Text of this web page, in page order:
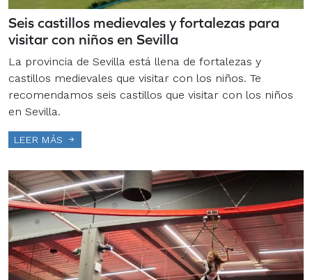
Seis castillos medievales y fortalezas para
visitar con niños en Sevilla
La provincia de Sevilla está llena de fortalezas y
castillos medievales que visitar con los niños. Te
recomendamos seis castillos que visitar con los niños
en Sevilla.
LEER MÁS